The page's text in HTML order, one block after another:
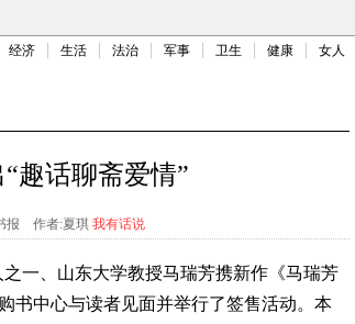
经济 生活 法治 军事 卫生 健康 女人
趣话聊斋爱情”
报 作者:夏琪 我有话说
一、山东大学教授马瑞芳携新作《马瑞芳
书中心与读者见面并举行了签售活动。本